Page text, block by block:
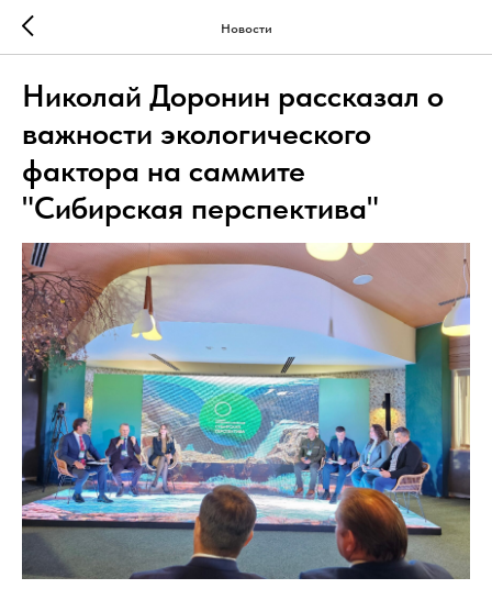
Новости
Николай Доронин рассказал о
важности экологического
фактора на саммите
"Сибирская перспектива"